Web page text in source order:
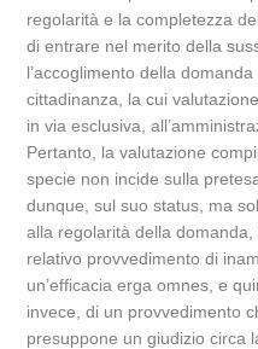
regolarità e la completezza
di entrare nel merito della
l’accoglimento della
cittadinanza, la cui
in via esclusiva,
Pertanto, la valutazione
specie non incide sulla
dunque, sul suo status, ma
alla regolarità della
relativo provvedimento di
un’efficacia erga omnes, e
invece, di un provvedimento
presuppone un giudizio circa